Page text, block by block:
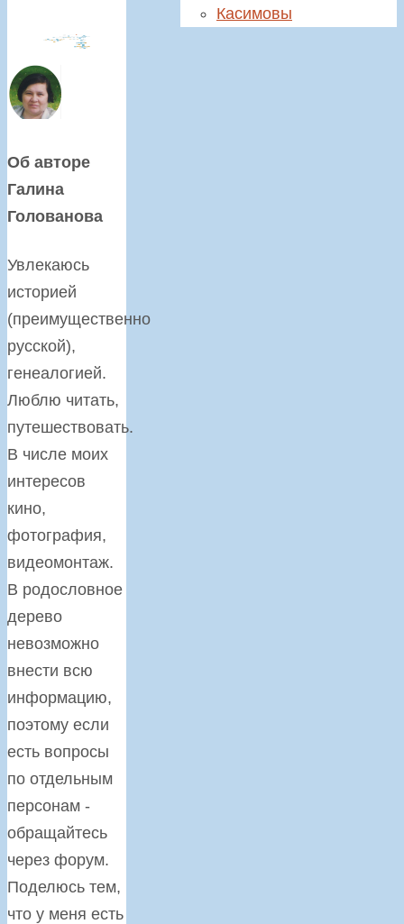
Об авторе
Галина
Голованова
Увлекаюсь
историей
(преимущественно
русской),
генеалогией.
Люблю читать,
путешествовать.
В числе моих
интересов
кино,
фотография,
видеомонтаж.
В родословное
дерево
невозможно
внести всю
информацию,
поэтому если
есть вопросы
по отдельным
персонам -
обращайтесь
через форум.
Поделюсь тем,
что у меня есть
Касимовы